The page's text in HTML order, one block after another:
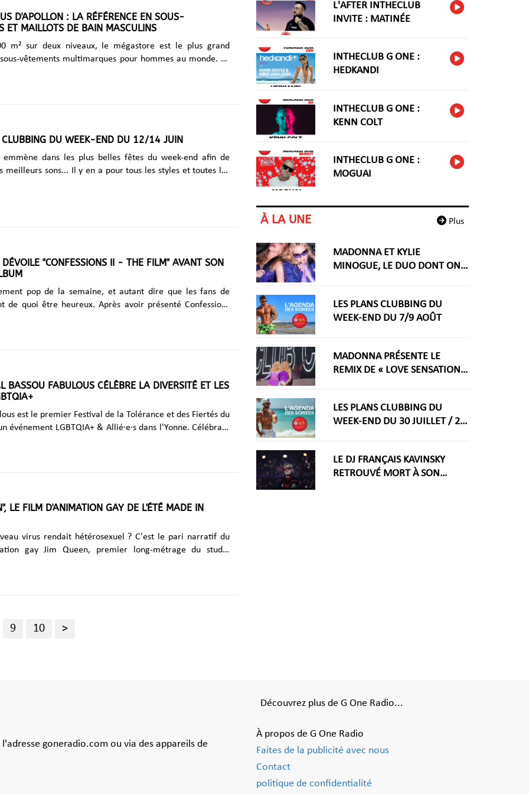
D'APOLLON : LA RÉFÉRENCE EN SOUS-
ET MAILLOTS DE BAIN MASCULINS
m² sur deux niveaux, le mégastore est le plus grand
vêtements multimarques pour hommes au monde. La
Une adresse incontournable à découvrir sans
viteCLUBBING DU WEEK-END DU 12/14 JUIN
emmène dans les plus belles fêtes du week-end afin de
meilleurs sons... Il y en a pour tous les styles et toutes les
Radio est partenaire de L'AFTER au Klubber (Nice)
on commence la semaine......
"CONFESSIONS II - THE FILM" AVANT SON
pop de la semaine, et autant dire que les fans de
de quoi être heureux. Après avoir présenté Confessions
moitié. En un peu plus de 13 minutes, Confessions II
David Toro et Solomon......
BASSOU FABULOUS CÉLÈBRE LA DIVERSITÉ ET LES
est le premier Festival de la Tolérance et des Fiertés du
événement LGBTQIA+ & Allié·e·s dans l'Yonne. Célébrant
nationale de musique gratuite en plein air. La musique
universel d'inclusion. UNE PROGRAMMATION RICHE ET
une programmation variee et inclusive : DJ......
LE FILM D'ANIMATION GAY DE L'ÉTÉ MADE IN
virus rendait hétérosexuel ? C'est le pari narratif du
gay Jim Queen, premier long-métrage du studio
homosexuel dans tous ses travers et ses réjouissances.
9 10 >
L'AFTER INTHECLUB
INVITE : MATINÉE
INTHECLUB G ONE :
HEDKANDI
INTHECLUB G ONE :
KENN COLT
INTHECLUB G ONE :
MOGUAI
Plus
À LA UNE
MADONNA ET KYLIE
MINOGUE, LE DUO DONT ON
LES PLANS CLUBBING DU
WEEK-END DU 7/9 AOÛT
MADONNA PRÉSENTE LE
REMIX DE « LOVE SENSATION »
2026
LES PLANS CLUBBING DU
WEEK-END DU 30 JUILLET / 2
LE DJ FRANÇAIS KAVINSKY
RETROUVÉ MORT À SON
goneradio.com ou via des appareils de
Découvrez plus de G One Radio...
À propos de G One Radio
Faites de la publicité avec nous
Contact
politique de confidentialité